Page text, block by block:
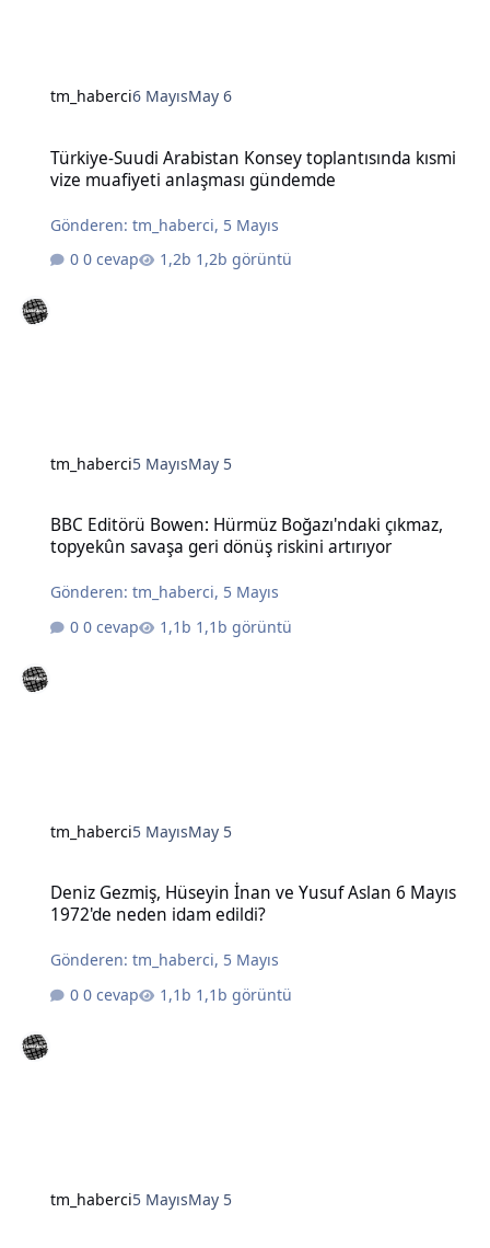
tm_haberci6 MayısMay 6
Türkiye-Suudi Arabistan Konsey toplantısında kısmi
vize muafiyeti anlaşması gündemde
Gönderen:tm_haberci, 5 Mayıs
0 cevap
1,2b görüntü
tm_haberci5 MayısMay 5
BBC Editörü Bowen: Hürmüz Boğazı'ndaki çıkmaz,
topyekûn savaşa geri dönüş riskini artırıyor
Gönderen:tm_haberci, 5 Mayıs
0 cevap
1,1b görüntü
tm_haberci5 MayısMay 5
Deniz Gezmiş, Hüseyin İnan ve Yusuf Aslan 6 Mayıs
1972'de neden idam edildi?
Gönderen:tm_haberci, 5 Mayıs
0 cevap
1,1b görüntü
tm_haberci5 MayısMay 5